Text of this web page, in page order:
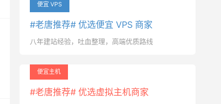
便宜 VPS
#老唐推荐# 优选便宜 VPS 商家
八年建站经验，吐血整理，高端优质路线
便宜主机
#老唐推荐# 优选虚拟主机商家